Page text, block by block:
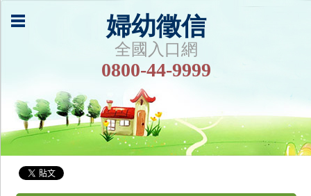
婦幼徵信
全國入口網
0800-44-9999